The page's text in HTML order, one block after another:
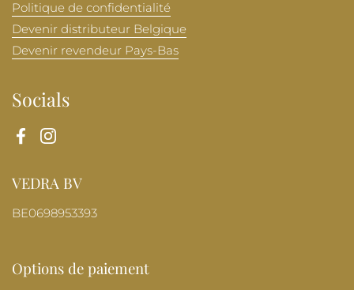
Politique de confidentialité
Devenir distributeur Belgique
Devenir revendeur Pays-Bas
Socials
FacebookInstagram
VEDRA BV
BE0698953393
Options de paiement